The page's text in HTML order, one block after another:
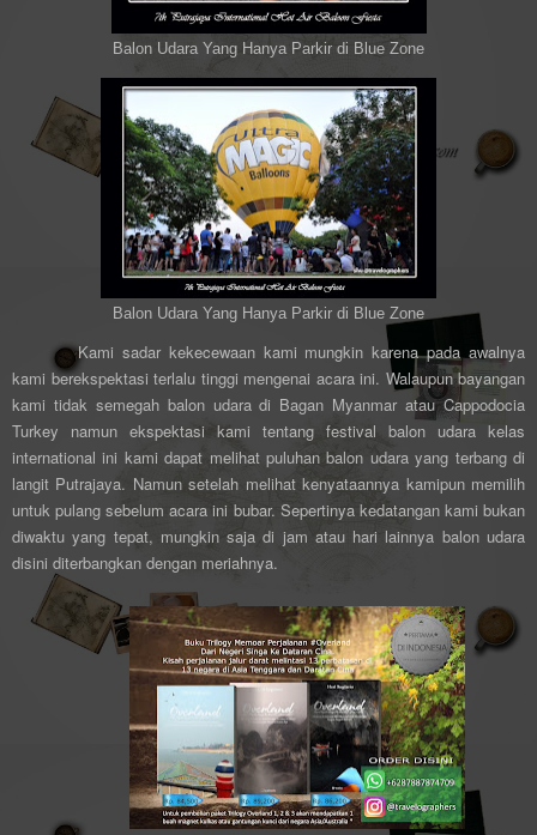
Balon Udara Yang Hanya Parkir di Blue Zone
Balon Udara Yang Hanya Parkir di Blue Zone
Kami sadar kekecewaan kami mungkin karena pada awalnya
kami berekspektasi terlalu tinggi mengenai acara ini. Walaupun bayangan
kami tidak semegah balon udara di Bagan Myanmar atau Cappodocia
Turkey namun ekspektasi kami tentang festival balon udara kelas
international ini kami dapat melihat puluhan balon udara yang terbang di
langit Putrajaya. Namun setelah melihat kenyataannya kamipun memilih
untuk pulang sebelum acara ini bubar. Sepertinya kedatangan kami bukan
diwaktu yang tepat, mungkin saja di jam atau hari lainnya balon udara
disini diterbangkan dengan meriahnya.